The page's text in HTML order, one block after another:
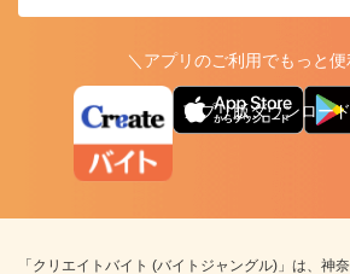
＼アプリのご利用でもっと便
アプリ版ダウンロー
「クリエイトバイト (バイトジャングル)」は、神